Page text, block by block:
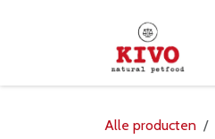
Alle producten